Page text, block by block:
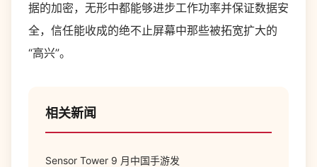
据的加密，无形中都能够进步工作功率并保证数据安
全，信任能收成的绝不止屏幕中那些被拓宽扩大的
“高兴”。
相关新闻
Sensor Tower 9 月中国手游发